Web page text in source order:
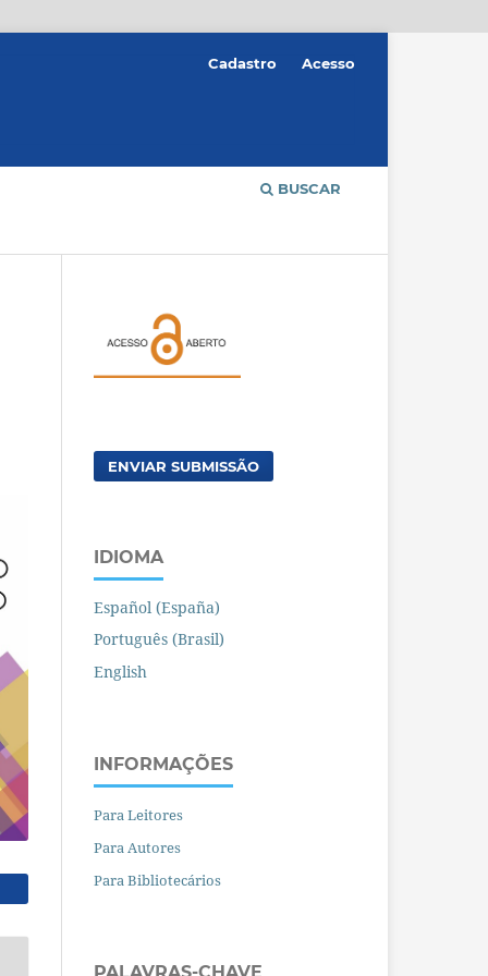
BUSCAR
Cadastro Acesso
ENVIAR SUBMISSÃO
IDIOMA
Español (España)
Português (Brasil)
English
INFORMAÇÕES
Para Leitores
Para Autores
Para Bibliotecários